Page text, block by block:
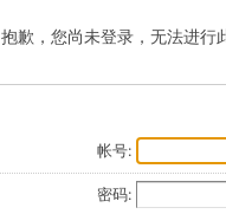
抱歉，您尚未登录，无法进行
帐号:
密码: